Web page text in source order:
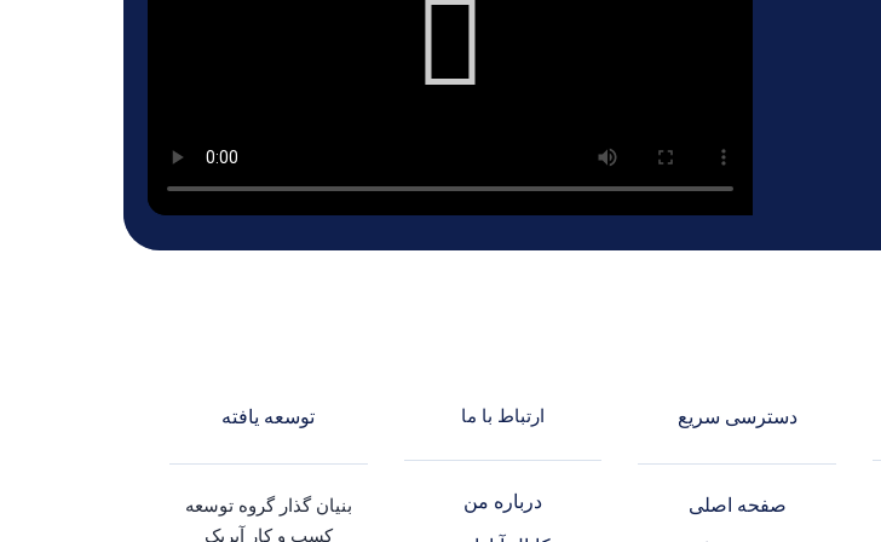
دسترسی سریع
صفحه اصلی
ارتباط با ما
درباره من
توسعه یافته
بنیان گذار گروه توسعه
کسب و کار آیریک